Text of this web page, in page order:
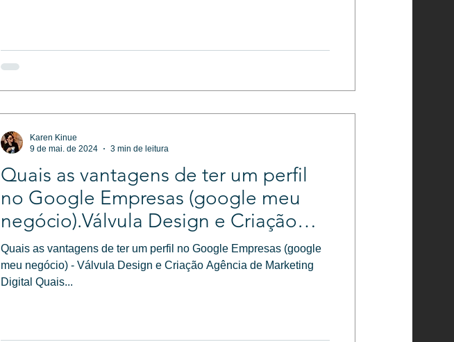
Quais as vantagens de ter um perfil
no Google Empresas (google meu
negócio).Válvula Design e Criação
Agência de Marketing Digital
Quais as vantagens de ter um perfil no Google Empresas (google
meu negócio) - Válvula Design e Criação Agência de Marketing
Digital Quais...
Karen Kinue
9 de mai. de 2024
3 min de leitura